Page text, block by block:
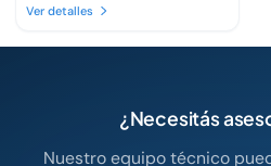
Ver detalles
¿Necesitás
Nuestro equipo técnico